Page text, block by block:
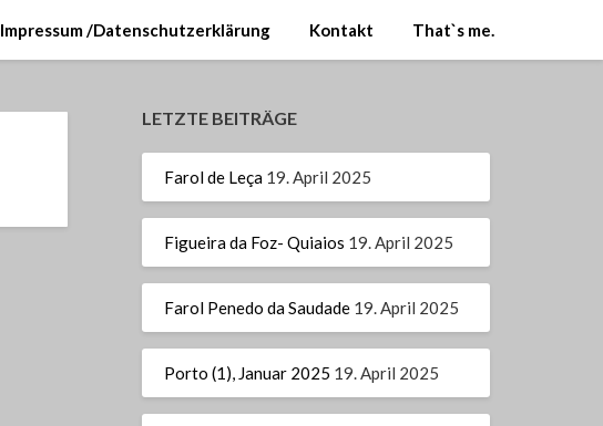
Impressum /Datenschutzerklärung Kontakt That`s me.
LETZTE BEITRÄGE
Farol de Leça 19. April 2025
Figueira da Foz- Quiaios 19. April 2025
Farol Penedo da Saudade 19. April 2025
Porto (1), Januar 2025 19. April 2025